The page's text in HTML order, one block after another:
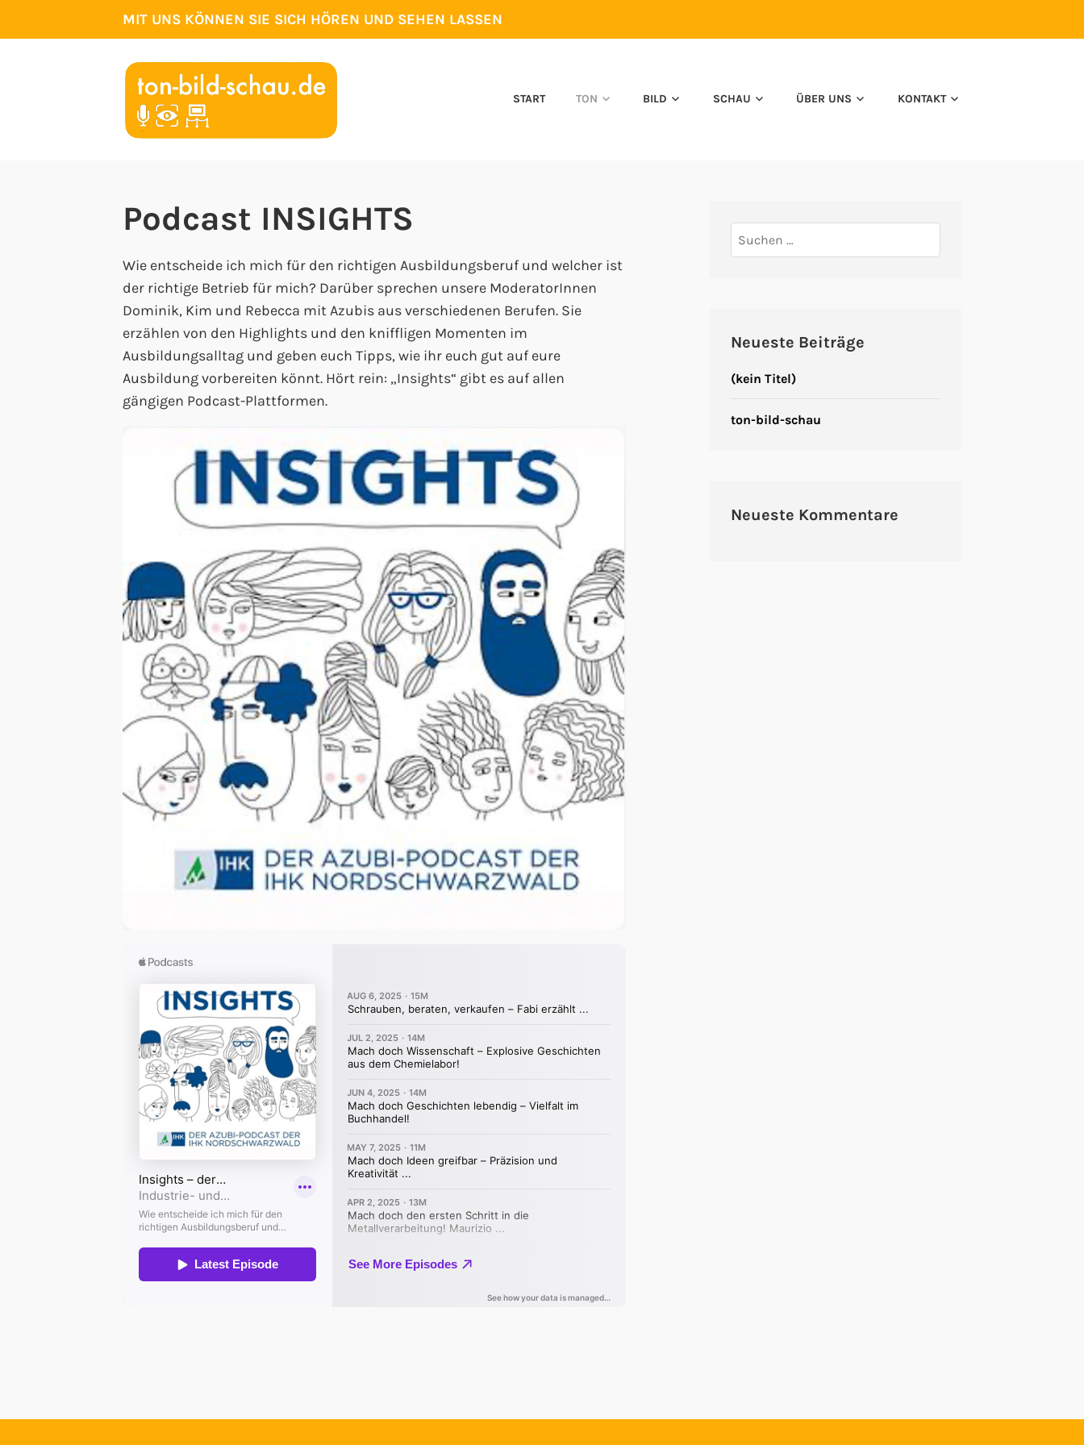
MIT UNS KÖNNEN SIE SICH HÖREN UND SEHEN LASSEN
START TON BILD SCHAU ÜBER UNS KONTAKT
Podcast INSIGHTS
Wie entscheide ich mich für den richtigen Ausbildungsberuf und welcher ist
der richtige Betrieb für mich? Darüber sprechen unsere ModeratorInnen
Dominik, Kim und Rebecca mit Azubis aus verschiedenen Berufen. Sie
erzählen von den Highlights und den kniffligen Momenten im
Ausbildungsalltag und geben euch Tipps, wie ihr euch gut auf eure
Ausbildung vorbereiten könnt. Hört rein: „Insights“ gibt es auf allen
gängigen Podcast-Plattformen.
Suchen
nach:
Neueste Beiträge
(kein Titel)
ton-bild-schau
Neueste Kommentare